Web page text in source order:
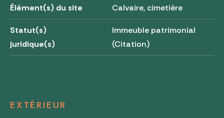
Élément(s) du site Calvaire, cimetière
Statut(s)
juridique(s)
Immeuble patrimonial
(Citation)
EXTÉRIEUR